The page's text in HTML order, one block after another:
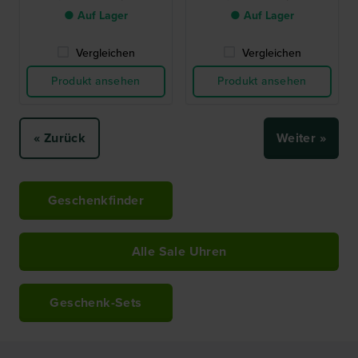
● Auf Lager
Vergleichen
Produkt ansehen
● Auf Lager
Vergleichen
Produkt ansehen
« Zurück Weiter »
Geschenkfinder
Alle Sale Uhren
Geschenk-Sets